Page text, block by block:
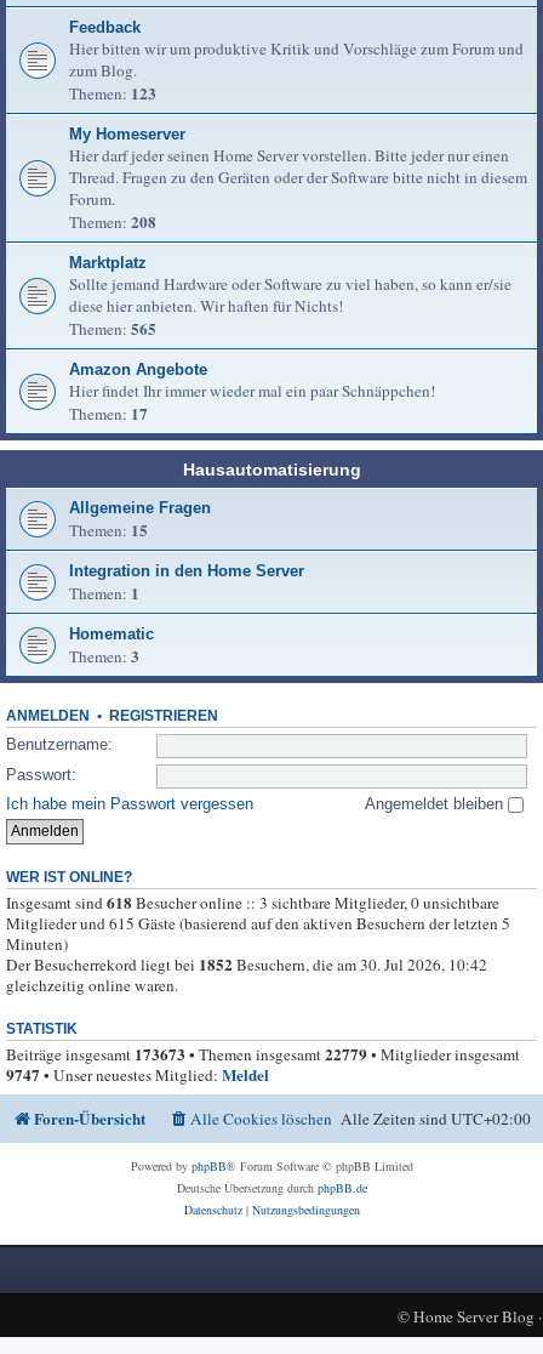
Feedback
Hier bitten wir um produktive Kritik und Vorschläge zum Forum und
zum Blog.
Themen: 123
My Homeserver
Hier darf jeder seinen Home Server vorstellen. Bitte jeder nur einen
Thread. Fragen zu den Geräten oder der Software bitte nicht in diesem
Forum.
Themen: 208
Marktplatz
Sollte jemand Hardware oder Software zu viel haben, so kann er/sie
diese hier anbieten. Wir haften für Nichts!
Themen: 565
Amazon Angebote
Hier findet Ihr immer wieder mal ein paar Schnäppchen!
Themen: 17
Hausautomatisierung
Allgemeine Fragen
Themen: 15
Integration in den Home Server
Themen: 1
Homematic
Themen: 3
ANMELDEN • REGISTRIEREN
Benutzername:
Passwort:
Ich habe mein Passwort vergessen
Angemeldet bleiben
WER IST ONLINE?
Insgesamt sind618Besucher online :: 3 sichtbare Mitglieder, 0 unsichtbare
Mitglieder und 615 Gäste (basierend auf den aktiven Besuchern der letzten 5
Minuten)
Der Besucherrekord liegt bei 1852Besuchern, die am 30. Jul 2026, 10:42
gleichzeitig online waren.
STATISTIK
Beiträge insgesamt 173673 • Themen insgesamt22779• Mitglieder insgesamt
9747• Unser neuestes Mitglied: Meldel
Foren-Übersicht
Alle Zeiten sindUTC+02:00
Alle Cookies löschen
Powered by phpBB® Forum Software © phpBB Limited
Deutsche Übersetzung durch phpBB.de
Datenschutz| Nutzungsbedingungen
©Home Server Blog